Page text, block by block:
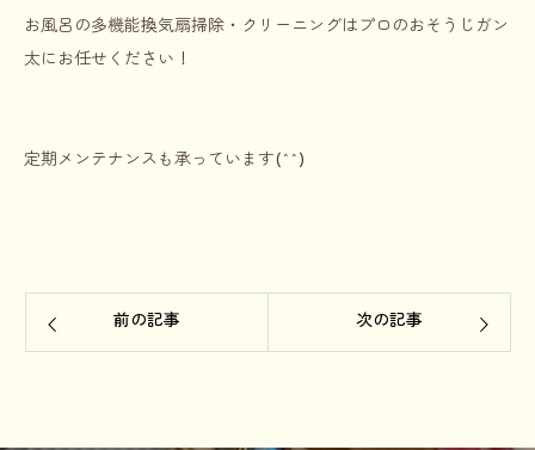
お風呂の多機能換気扇掃除・クリーニングはプロのおそうじガン
太にお任せください！
定期メンテナンスも承っています(^^ )
前の記事 次の記事